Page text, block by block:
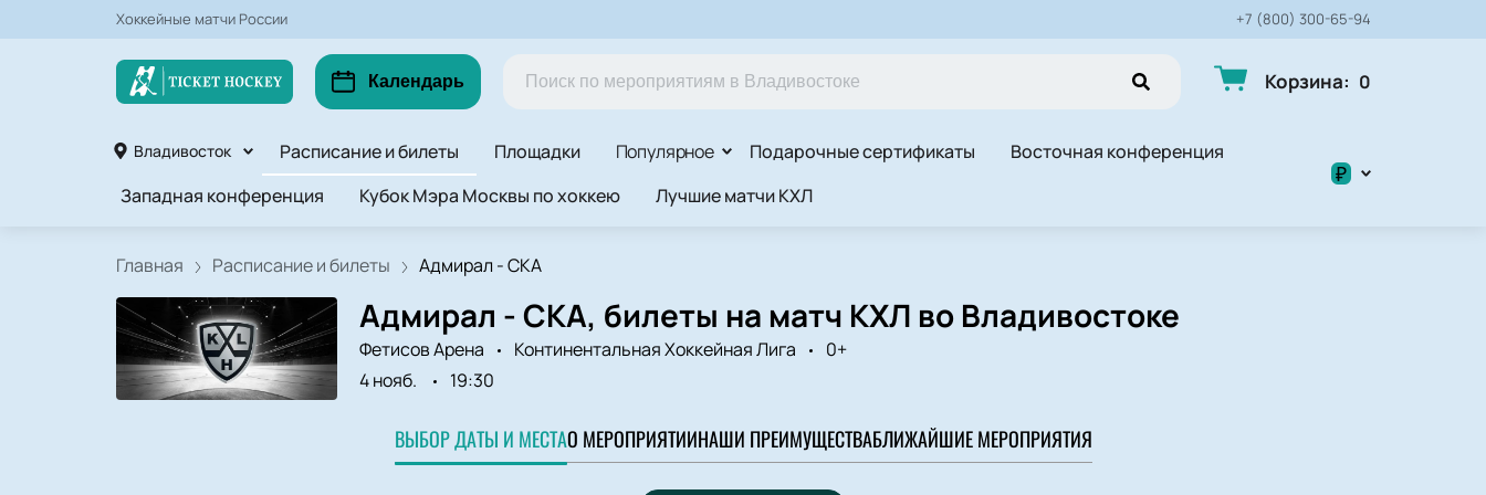
Хоккейные матчи России +7 (800) 300-65-94
Календарь Корзина: 0
Владивосток Расписание и билеты Площадки Популярное Подарочные сертификаты
Восточная конференция
Западная конференция
Кубок Мэра Москвы по хоккею Лучшие матчи КХЛ
₽
Главная Расписание и билеты Адмирал - СКА
Адмирал - СКА, билеты на матч КХЛ во Владивостоке
Фетисов Арена Континентальная Хоккейная Лига
0+
4 нояб.
19:30
ВЫБОР ДАТЫ И МЕСТАО МЕРОПРИЯТИИНАШИ ПРЕИМУЩЕСТВАБЛИЖАЙШИЕ МЕРОПРИЯТИЯ